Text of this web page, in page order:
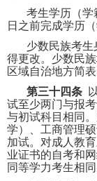
考生学历（学
日之前完成学历
少数民族考
得更改。少数民
区域自治地方简表
第三十四条
试至少两门与报
与初试科目相同
学）、工商管理
加试。对成人教
业证书的自考和
同等学力考生相同